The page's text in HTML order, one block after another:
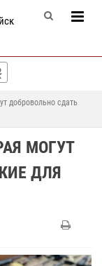
добровольно сдать
МОГУТ
ДЛЯ